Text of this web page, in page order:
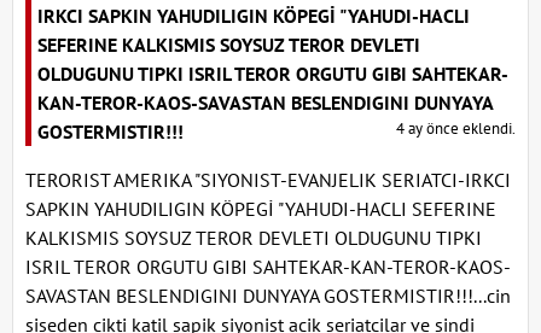
IRKCI SAPKIN YAHUDILIGIN KÖPEGİ "YAHUDI-HACLI
SEFERINE KALKISMIS SOYSUZ TEROR DEVLETI
OLDUGUNU TIPKI ISRIL TEROR ORGUTU GIBI SAHTEKAR-
KAN-TEROR-KAOS-SAVASTAN BESLENDIGINI DUNYAYA
GOSTERMISTIR!!!
4 ay önce eklendi.
TERORIST AMERIKA "SIYONIST-EVANJELIK SERIATCI-IRKCI
SAPKIN YAHUDILIGIN KÖPEGİ "YAHUDI-HACLI SEFERINE
KALKISMIS SOYSUZ TEROR DEVLETI OLDUGUNU TIPKI
ISRIL TEROR ORGUTU GIBI SAHTEKAR-KAN-TEROR-KAOS-
SAVASTAN BESLENDIGINI DUNYAYA GOSTERMISTIR!!!...cin
siseden cikti katil sapik siyonist acik seriatcilar ve sindi